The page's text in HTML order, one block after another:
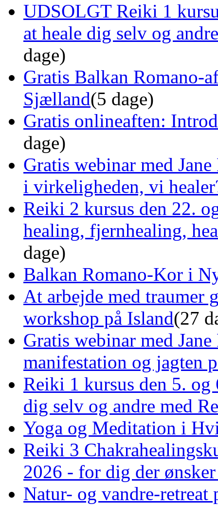
UDSOLGT Reiki 1
at heale dig selv og
dage)
Gratis Balkan Romano-
Sjælland(5 dage)
Gratis onlineaften:
dage)
Gratis webinar med
i virkeligheden, vi
Reiki 2 kursus den 22.
healing, fjernhealing,
dage)
Balkan Romano-Kor i
At arbejde med traumer
workshop på Island(27
Gratis webinar med
manifestation og jagten
Reiki 1 kursus den 5.
dig selv og andre med
Yoga og Meditation i
Reiki 3
2026 - for dig der
Natur- og vandre-retreat